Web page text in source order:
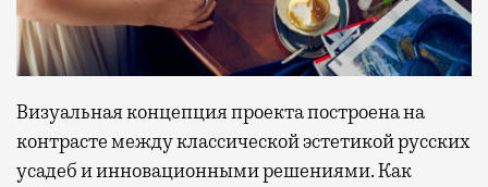
Визуальная концепция проекта построена на
контрасте между классической эстетикой русских
усадеб и инновационными решениями. Как